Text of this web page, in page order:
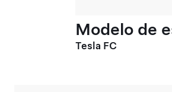
Modelo de
Tesla FC